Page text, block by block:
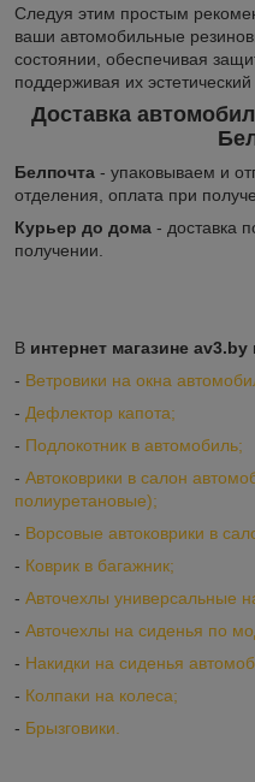
Следуя этим простым
ваши автомобильные
состоянии, обеспечивая
поддерживая их
Доставка
Белпочта - упаковываем и
отделения, оплата при
Курьер до дома - доставка
получении.
В интернет магазине av3.by
- Ветровики на окна
- Дефлектор капота;
- Подлокотник в автомобиль;
- Автоковрики в салон
полиуретановые);
- Ворсовые автоковрики в
- Коврик в багажник;
- Авточехлы универсальные
- Авточехлы на сиденья по
- Накидки на сиденья
- Колпаки на колеса;
- Брызговики.